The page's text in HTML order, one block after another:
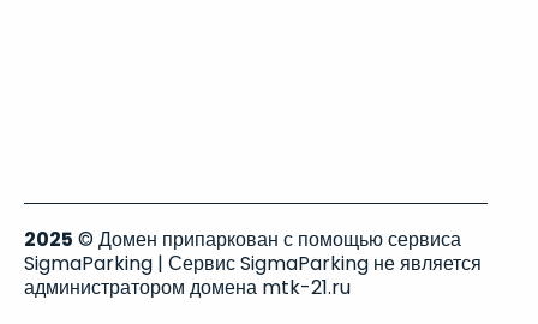
2025 © Домен припаркован с помощью сервиса
SigmaParking | Сервис SigmaParking не является
администратором домена mtk-21.ru